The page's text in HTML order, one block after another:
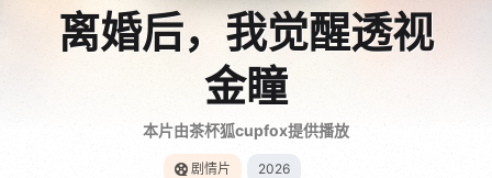
离婚后，我觉醒透视
金瞳
本片由茶杯狐cupfox提供播放
剧情片 2026